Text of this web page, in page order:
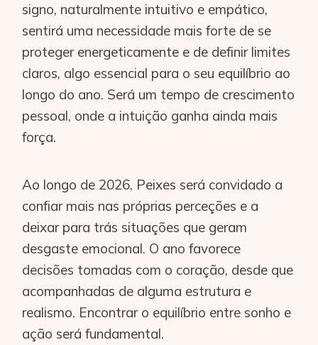
signo, naturalmente intuitivo e empático,
sentirá uma necessidade mais forte de se
proteger energeticamente e de definir limites
claros, algo essencial para o seu equilíbrio ao
longo do ano. Será um tempo de crescimento
pessoal, onde a intuição ganha ainda mais
força.
Ao longo de 2026, Peixes será convidado a
confiar mais nas próprias perceções e a
deixar para trás situações que geram
desgaste emocional. O ano favorece
decisões tomadas com o coração, desde que
acompanhadas de alguma estrutura e
realismo. Encontrar o equilíbrio entre sonho e
ação será fundamental.